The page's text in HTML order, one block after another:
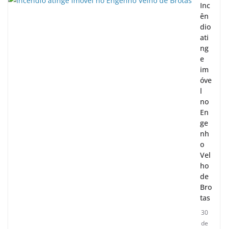
Inc
ên
dio
ati
ng
e
im
óve
l
no
En
ge
nh
o
Vel
ho
de
Bro
tas
30
de